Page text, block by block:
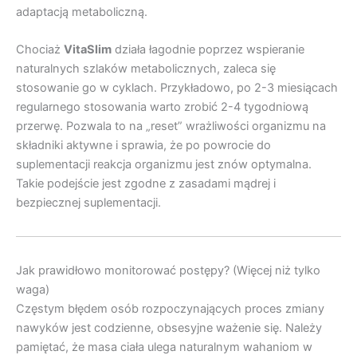
adaptacją metaboliczną.
Chociaż VitaSlim działa łagodnie poprzez wspieranie
naturalnych szlaków metabolicznych, zaleca się
stosowanie go w cyklach. Przykładowo, po 2-3 miesiącach
regularnego stosowania warto zrobić 2-4 tygodniową
przerwę. Pozwala to na „reset” wrażliwości organizmu na
składniki aktywne i sprawia, że po powrocie do
suplementacji reakcja organizmu jest znów optymalna.
Takie podejście jest zgodne z zasadami mądrej i
bezpiecznej suplementacji.
Jak prawidłowo monitorować postępy? (Więcej niż tylko
waga)
Częstym błędem osób rozpoczynających proces zmiany
nawyków jest codzienne, obsesyjne ważenie się. Należy
pamiętać, że masa ciała ulega naturalnym wahaniom w